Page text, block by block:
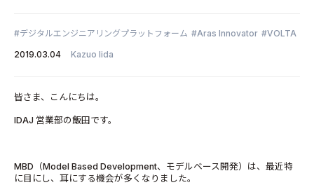
デジタルエンジニアリングプラットフォーム Aras Innovator
VOLTA
2019.03.04
Kazuo Iida
皆さま、こんにちは。
IDAJ 営業部の飯田です。
MBD（Model Based Development、モデルベース開発）は、最近特
に目にし、耳にする機会が多くなりました。